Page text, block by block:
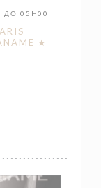
ДО 05H00
★